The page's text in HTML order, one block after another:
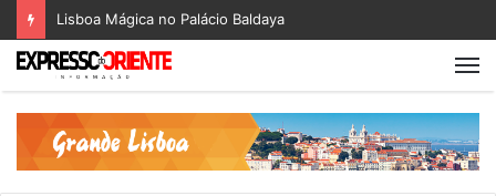
Lisboa Mágica no Palácio Baldaya